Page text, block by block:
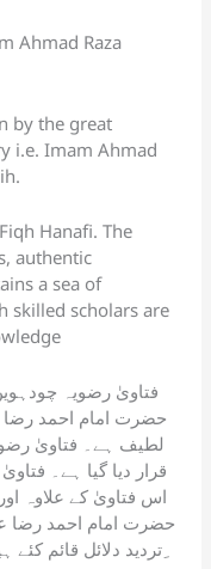
Ahmad Raza
by the great
i.e. Imam Ahmad
Hanafi. The
authentic
a sea of
skilled scholars are
فتاویٰ رضویہ
حضرت امام احمد رضا
لطیف ہے۔ فتاویٰ
قرار دیا گیا ہے۔
اس فتاویٰ کے علاوہ
حضرت امام احمد رضا
ِتردید دلائل قائم